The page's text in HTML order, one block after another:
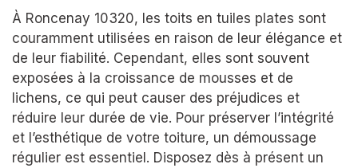
À Roncenay 10320, les toits en tuiles plates sont
couramment utilisées en raison de leur élégance et
de leur fiabilité. Cependant, elles sont souvent
exposées à la croissance de mousses et de
lichens, ce qui peut causer des préjudices et
réduire leur durée de vie. Pour préserver l’intégrité
et l’esthétique de votre toiture, un démoussage
régulier est essentiel. Disposez dès à présent un